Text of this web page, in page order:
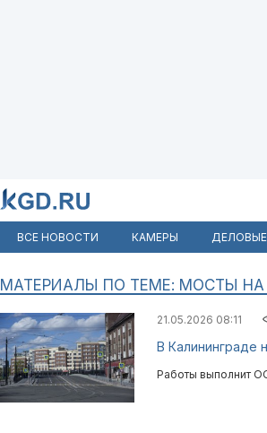
ВСЕ НОВОСТИ КАМЕРЫ
МАТЕРИАЛЫ ПО ТЕМЕ: МОСТЫ НА
21.05.2026 08:11
В Калининграде
Работы выполнит